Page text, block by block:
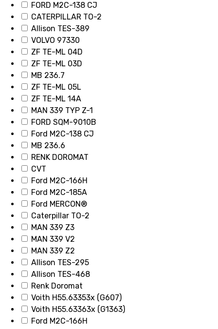
FORD M2C-138 CJ
CATERPILLAR TO-2
Allison TES-389
VOLVO 97330
ZF TE-ML 04D
ZF TE-ML 03D
MB 236.7
ZF TE-ML 05L
ZF TE-ML 14A
MAN 339 TYP Z-1
FORD SQM-9010B
Ford M2C-138 CJ
MB 236.6
RENK DOROMAT
CVT
Ford M2C-166H
Ford M2C-185A
Ford MERCON®
Caterpillar TO-2
MAN 339 Z3
MAN 339 V2
MAN 339 Z2
Allison TES-295
Allison TES-468
Renk Doromat
Voith H55.63353x (G607)
Voith H55.63363x (G1363)
Ford M2C-166H